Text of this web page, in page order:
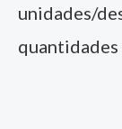
unidades/
quantidades